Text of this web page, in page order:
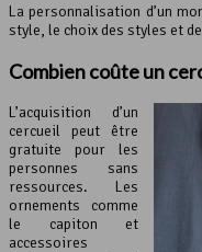
La personnalisation d’un
style, le choix des styles et
Combien coûte un
L’acquisition d’un
cercueil peut être
gratuite pour les
personnes sans
ressources. Les
ornements comme
le capiton et
accessoires